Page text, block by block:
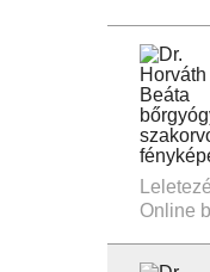
Online